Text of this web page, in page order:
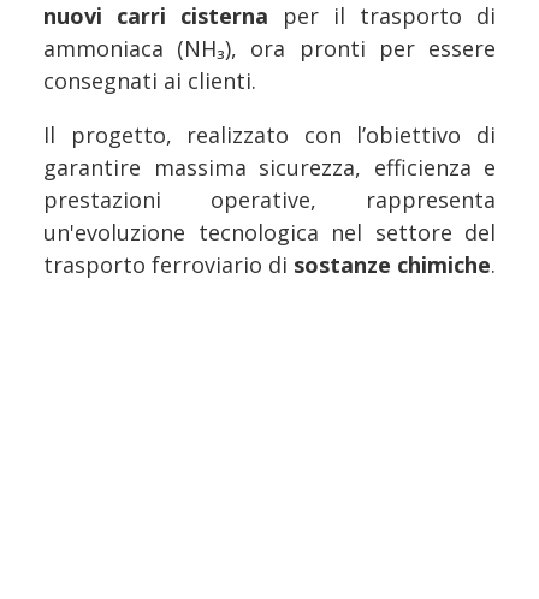
nuovi carri cisterna per il trasporto di
ammoniaca (NH₃), ora pronti per essere
consegnati ai clienti.
Il progetto, realizzato con l’obiettivo di
garantire massima sicurezza, efficienza e
prestazioni operative, rappresenta
un'evoluzione tecnologica nel settore del
trasporto ferroviario di sostanze chimiche.